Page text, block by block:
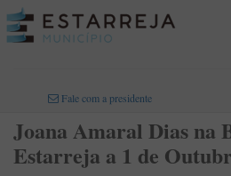
Fale com a presidente
Joana Amaral Dias na
Estarreja a 1 de